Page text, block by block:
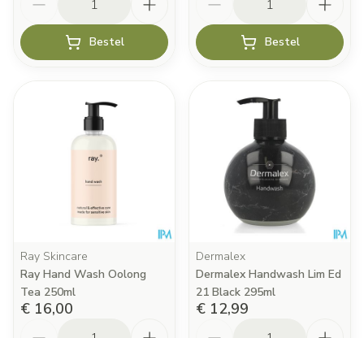
Bestel Bestel
Ray Skincare
Ray Hand Wash Oolong
Tea 250ml
€ 16,00
Dermalex
Dermalex Handwash Lim Ed
21 Black 295ml
€ 12,99